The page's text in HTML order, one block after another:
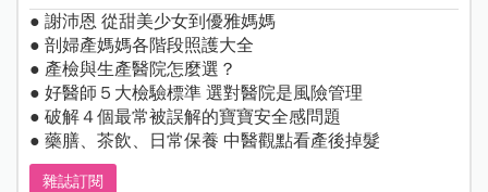
● 謝沛恩 從甜美少女到優雅媽媽
● 剖婦產媽媽各階段照護大全
● 產檢與生產醫院怎麼選？
● 好醫師５大檢驗標準 選對醫院是風險管理
● 破解４個最常被誤解的寶寶安全感問題
● 藥膳、茶飲、日常保養 中醫觀點看產後掉髮
雜誌訂閱